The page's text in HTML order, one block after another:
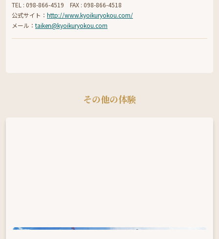
TEL : 098-866-4519 FAX : 098-866-4518
公式サイト： http://www.kyoikuryokou.com/
メール：taiken@kyoikuryokou.com
その他の体験